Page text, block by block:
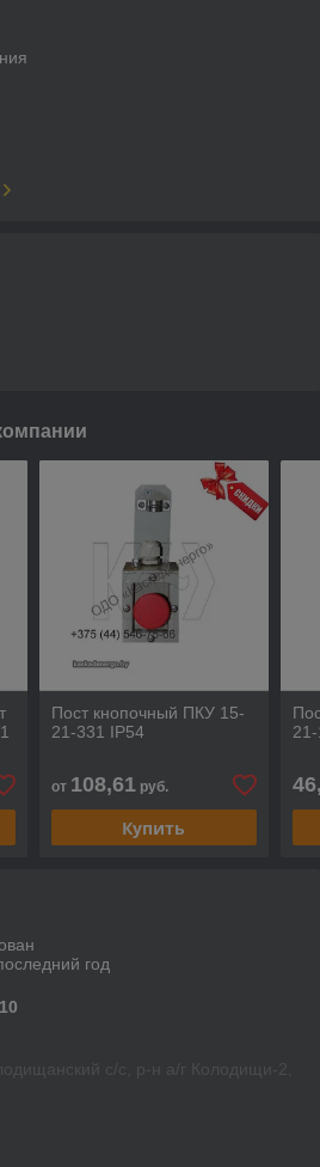
Пост кнопочный ПКУ 15-
21-331 IP54
от 108,61руб.
Купить
год
с/с, р-н а/г Колодищи-2,